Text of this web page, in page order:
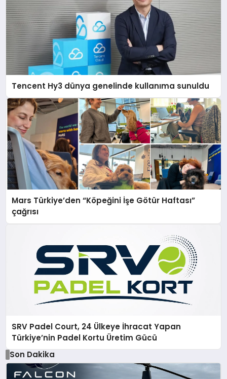
Tencent Hy3 dünya genelinde kullanıma sunuldu
Mars Türkiye’den “Köpeğini İşe Götür Haftası”
çağrısı
SRV Padel Court, 24 Ülkeye İhracat Yapan
Türkiye’nin Padel Kortu Üretim Gücü
Son Dakika